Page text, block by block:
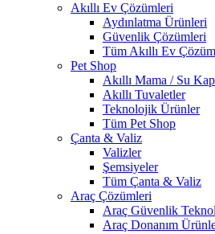
Akıllı Ev Çözümleri
Aydınlatma Ürünleri
Güvenlik Çözümleri
Tüm Akıllı Ev
Pet Shop
Akıllı Mama / Su
Akıllı Tuvaletler
Teknolojik Ürünler
Tüm Pet Shop
Çanta & Valiz
Valizler
Şemsiyeler
Tüm Çanta & Valiz
Araç Çözümleri
Araç Güvenlik
Araç Donanım